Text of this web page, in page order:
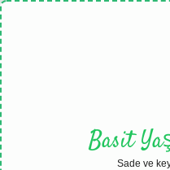
Basit
Sade ve